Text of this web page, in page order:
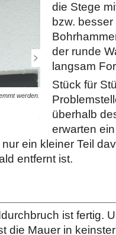
werden.
© diybook | Geschafft!
Ausbrüche wurden…
die Stege
bzw.
der runde
langsam
Stück für
überhalb
erwarten
ein kleiner Teil
entfernt ist.
ist fertig.
die Mauer in